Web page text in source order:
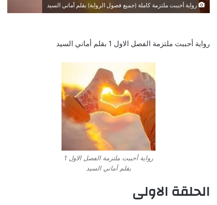
رواية أحببت ملتزمة كاملة (جميع فصول الرواية) بقلم أماني السيد
رواية أحببت ملتزمة الفصل الاول 1 بقلم أماني السيد
رواية أحببت ملتزمة الفصل الاول 1
بقلم أماني السيد
الحلقة الاولى